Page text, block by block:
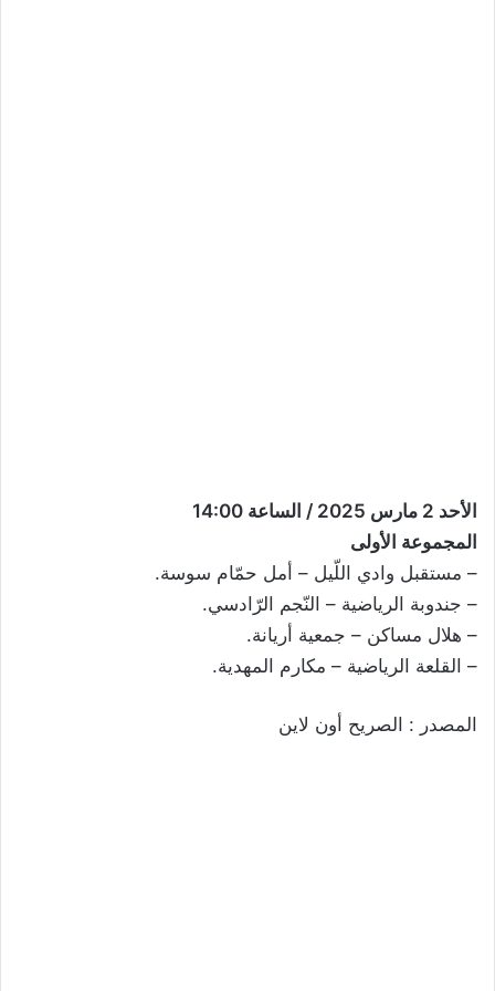
الأحد 2 مارس 2025 / الساعة 14:00
المجموعة الأولى
– مستقبل وادي اللّيل – أمل حمّام سوسة.
– جندوبة الرياضية – النّجم الرّادسي.
– هلال مساكن – جمعية أريانة.
– القلعة الرياضية – مكارم المهدية.
المصدر : الصريح أون لاين